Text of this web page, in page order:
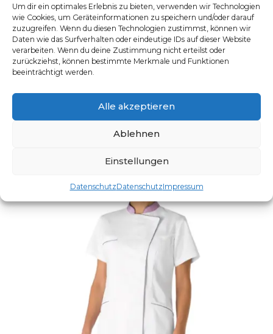
Um dir ein optimales Erlebnis zu bieten, verwenden wir Technologien
wie Cookies, um Geräteinformationen zu speichern und/oder darauf
zuzugreifen. Wenn du diesen Technologien zustimmst, können wir
Daten wie das Surfverhalten oder eindeutige IDs auf dieser Website
verarbeiten. Wenn du deine Zustimmung nicht erteilst oder
zurückziehst, können bestimmte Merkmale und Funktionen
beeinträchtigt werden.
Alle akzeptieren
Ablehnen
Einstellungen
DatenschutzDatenschutzImpressum
UNISEX-SCHLUPFKASACK
Artikelnummer: 25448
Dieses Produkt weist